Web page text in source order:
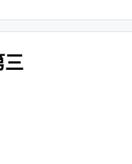
三